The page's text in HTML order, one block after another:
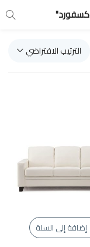
الترتيب الافتراضي
إضافة إلى السلة